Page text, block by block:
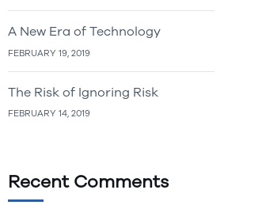
A New Era of Technology
FEBRUARY 19, 2019
The Risk of Ignoring Risk
FEBRUARY 14, 2019
Recent Comments